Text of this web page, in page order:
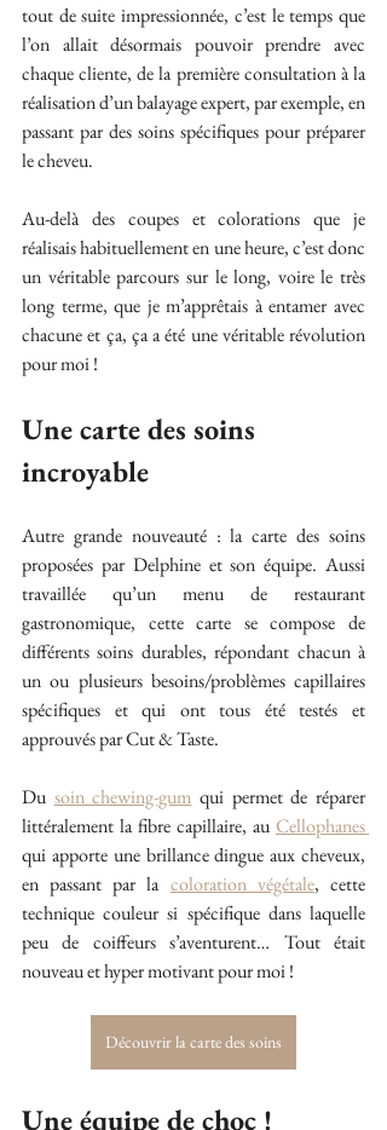
tout de suite impressionnée, c’est le temps que
l’on allait désormais pouvoir prendre avec
chaque cliente, de la première consultation à la
réalisation d’un balayage expert, par exemple, en
passant par des soins spécifiques pour préparer
le cheveu.
Au-delà des coupes et colorations que je
réalisais habituellement en une heure, c’est donc
un véritable parcours sur le long, voire le très
long terme, que je m’apprêtais à entamer avec
chacune et ça, ça a été une véritable révolution
pour moi !
Une carte des soins
incroyable
Autre grande nouveauté : la carte des soins
proposées par Delphine et son équipe. Aussi
travaillée qu’un menu de restaurant
gastronomique, cette carte se compose de
différents soins durables, répondant chacun à
un ou plusieurs besoins/problèmes capillaires
spécifiques et qui ont tous été testés et
approuvés par Cut & Taste.
Du soin chewing-gum qui permet de réparer
littéralement la fibre capillaire, au
qui apporte une brillance dingue aux cheveux,
en passant par la coloration végétale, cette
technique couleur si spécifique dans laquelle
peu de coiffeurs s’aventurent… Tout était
nouveau et hyper motivant pour moi !
Découvrir la carte des soins
Une équipe de choc !